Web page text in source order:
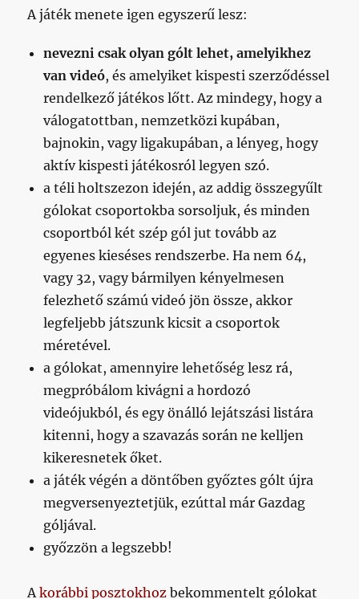
A játék menete igen egyszerű lesz:
nevezni csak olyan gólt lehet, amelyikhez
van videó, és amelyiket kispesti szerződéssel
rendelkező játékos lőtt. Az mindegy, hogy a
válogatottban, nemzetközi kupában,
bajnokin, vagy ligakupában, a lényeg, hogy
aktív kispesti játékosról legyen szó.
a téli holtszezon idején, az addig összegyűlt
gólokat csoportokba sorsoljuk, és minden
csoportból két szép gól jut tovább az
egyenes kieséses rendszerbe. Ha nem 64,
vagy 32, vagy bármilyen kényelmesen
felezhető számú videó jön össze, akkor
legfeljebb játszunk kicsit a csoportok
méretével.
a gólokat, amennyire lehetőség lesz rá,
megpróbálom kivágni a hordozó
videójukból, és egy önálló lejátszási listára
kitenni, hogy a szavazás során ne kelljen
kikeresnetek őket.
a játék végén a döntőben győztes gólt újra
megversenyeztetjük, ezúttal már Gazdag
góljával.
győzzön a legszebb!
Akorábbi posztokhoz bekommentelt gólokat